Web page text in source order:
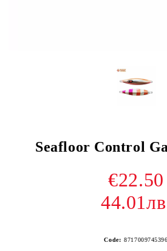
Seafloor Control
€22.50
Code: 8717009745396